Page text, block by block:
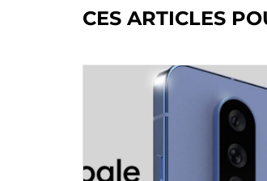
CES ARTICLES